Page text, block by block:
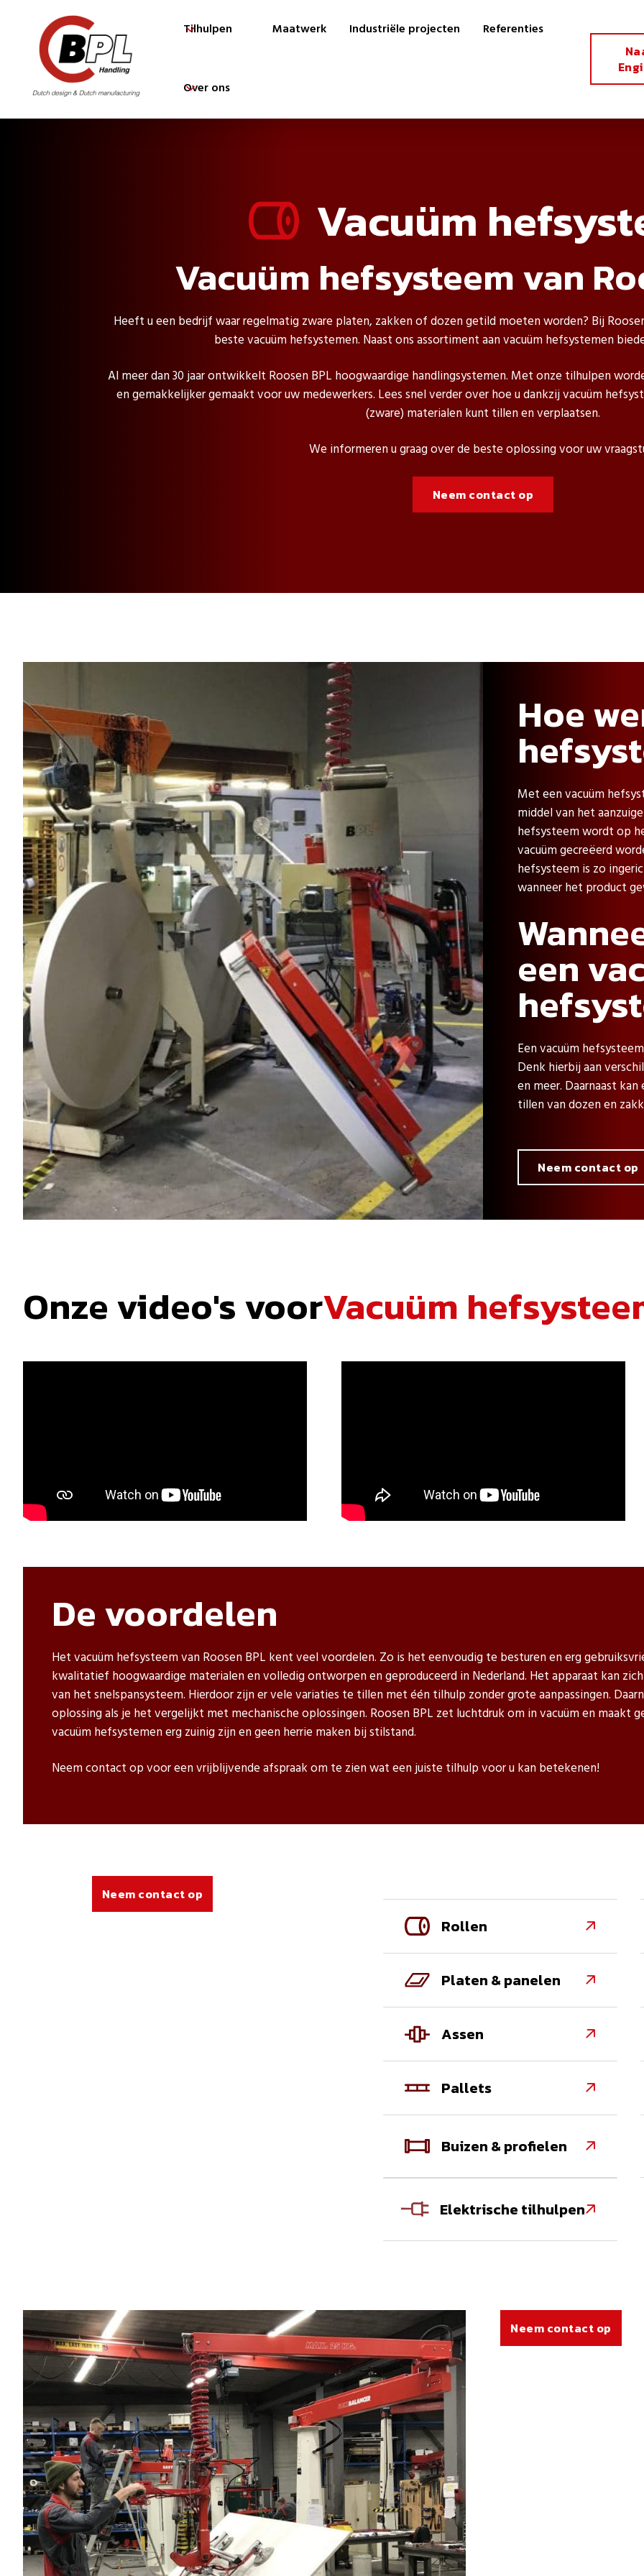
Tilhulpen Maatwerk Industriële projecten Referenties
Over ons
Vacuüm
Vacuüm hefsysteem van
Heeft u een bedrijf waar regelmatig zware platen, zakken of dozen getild moeten worden? Bij
beste vacuüm hefsystemen. Naast ons assortiment aan vacuüm hefsystemen
Al meer dan 30 jaar ontwikkelt Roosen BPL hoogwaardige handlingsystemen. Met onze tilhulpen
en gemakkelijker gemaakt voor uw medewerkers. Lees snel verder over hoe u dankzij vacuüm
(zware) materialen kunt tillen en verplaatsen.
We informeren u graag over de beste oplossing voor uw
Neem contact op
Hoe
Met een vacuüm
middel van het
hefsysteem wordt op
vacuüm gecreëerd
hefsysteem is zo
wanneer het product
een
Een vacuüm
Denk hierbij aan
en meer. Daarnaast
tillen van dozen en
Neem contact op
Onze video's voorVacuüm
De voordelen
Het vacuüm hefsysteem van Roosen BPL kent veel voordelen. Zo is het eenvoudig te besturen en erg
kwalitatief hoogwaardige materialen en volledig ontworpen en geproduceerd in Nederland. Het apparaat kan
van het snelspansysteem. Hierdoor zijn er vele variaties te tillen met één tilhulp zonder grote aanpassingen.
oplossing als je het vergelijkt met mechanische oplossingen. Roosen BPL zet luchtdruk om in vacuüm en maakt
vacuüm hefsystemen erg zuinig zijn en geen herrie maken bij stilstand.
Neem contact op voor een vrijblijvende afspraak om te zien wat een juiste tilhulp voor u kan betekenen!
Neem contact op
Rollen 
Platen & panelen 
Assen 
Pallets 
Buizen & profielen 
Elektrische tilhulpen
Neem contact op